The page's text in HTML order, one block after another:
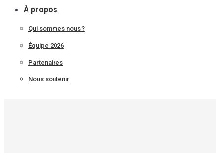
À propos
Qui sommes nous ?
Équipe 2026
Partenaires
Nous soutenir